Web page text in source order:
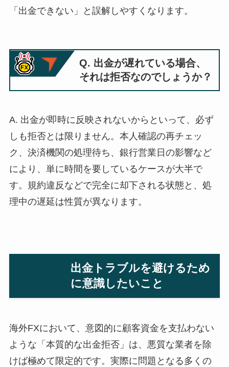
「出金できない」と誤解しやすくなります。
Q. 出金が遅れている場合、
それは拒否なのでしょうか？
A. 出金が即時に反映されないからといって、必ず
しも拒否とは限りません。本人確認の再チェッ
ク、決済機関の処理待ち、銀行営業日の影響など
により、単に時間を要しているケースが大半で
す。規約違反などで完全に却下される状態と、処
理中の遅延は性質が異なります。
出金トラブルを避けるため
に意識したいこと
海外FXにおいて、意図的に顧客資金を支払わない
ような「本質的な出金拒否」は、悪質な業者を除
けば極めて限定的です。実際に問題となる多くの